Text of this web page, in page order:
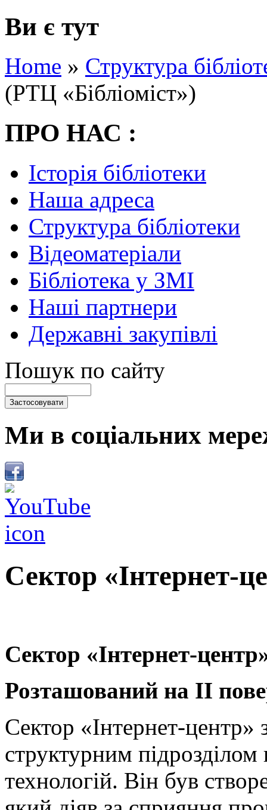
Ви є тут
Home » Структура
(РТЦ «Бібліоміст»)
ПРО НАС :
Історія бібліотеки
Наша адреса
Структура бібліотеки
Відеоматеріали
Бібліотека у ЗМІ
Наші партнери
Державні закупівлі
Пошук по сайту
Ми в соціальних
Сектор «Інтернет-
Сектор «Інтернет-
Розташований на ІІ
Сектор «Інтернет-центр»
структурним підрозділом
технологій. Він був